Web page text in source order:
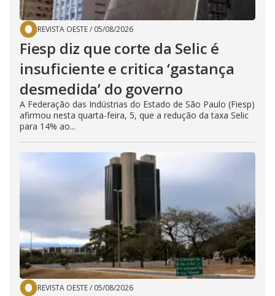
REVISTA OESTE/ 05/08/2026
Fiesp diz que corte da Selic é
insuficiente e critica ‘gastança
desmedida’ do governo
A Federação das Indústrias do Estado de São Paulo (Fiesp)
afirmou nesta quarta-feira, 5, que a redução da taxa Selic
para 14% ao...
REVISTA OESTE/ 05/08/2026